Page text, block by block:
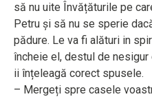
să nu uite Învățăturile pe
Petru și să nu se sperie
pădure. Le va fi alături in
încheie el, destul de
ii înțeleagă corect spusele.
– Mergeți spre casele